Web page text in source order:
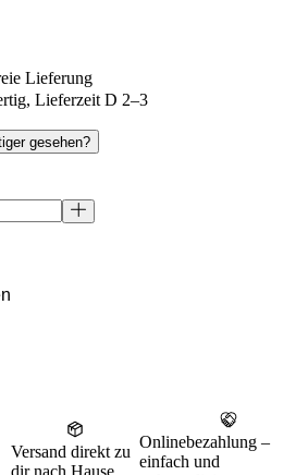
Lieferung
Lieferzeit D 2–3
gesehen?
Versand direkt zu
dir nach Hause
Onlinebezahlung –
einfach und